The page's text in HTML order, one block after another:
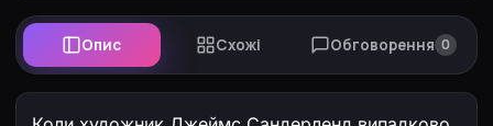
Опис Схожі Обговорення 0